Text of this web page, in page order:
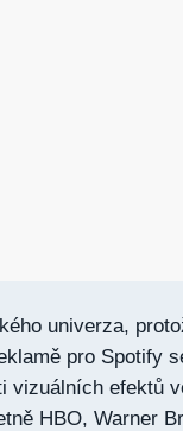
univerza,
pro Spotify
vizuálních efektů
HBO, Warner